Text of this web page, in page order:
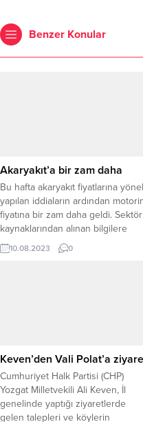
Benzer Konular
Akaryakıt’a bir zam daha
Bu hafta akaryakıt fiyatlarına
yapılan iddiaların ardından
fiyatına bir zam daha geldi. Sektör
kaynaklarından alınan bilgilere
göre, bu gece yarısından itibaren
motorin fiyatı litre başına 1 lira 80
10.08.2023 0
Keven’den Vali Polat’a
Cumhuriyet Halk Partisi (CHP)
Yozgat Milletvekili Ali Keven, İl
genelinde yaptığı ziyaretlerde
gelen talepleri ve köylerin